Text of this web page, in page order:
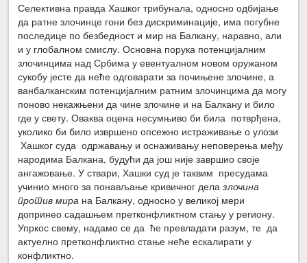
Селективна правда Хашког трибунала, односно одбијање
да ратне злочинце гони без дискриминације, има погубне
последице по безбедност и мир на Балкану, наравно, али
и у глобалном смислу. Основна порука потенцијалним
злочинцима над Србима у евентуалном новом оружаном
сукобу јесте да неће одговарати за почињене злочине, а
ванбалканским потенцијалним ратним злочинцима да могу
поново некажњени да чине злочине и на Балкану и било
где у свету. Оваква оцена несумњиво би била потврђена,
уколико би било извршено опсежно истраживање о улози
Хашког суда одржавању и оснаживању неповерења међу
народима Балкана, будући да још није завршио своје
ангажовање. У ствари, Хашки суд је таквим пресудама
учинио много за понављање кривичног делазлочина
против мира на Балкану, односно у великој мери
допринео садашњем претконфликтном стању у региону.
Упркос свему, надамо се да ће превладати разум, те да
актуелно претконфликтно стање неће ескалирати у
конфликтно.